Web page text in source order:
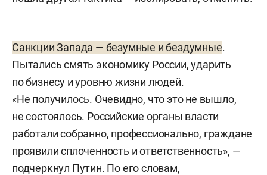
Санкции Запада — безумные и бездумные.
Пытались смять экономику России, ударить
по бизнесу и уровню жизни людей.
«Не получилось. Очевидно, что это не вышло,
не состоялось. Российские органы власти
работали собранно, профессионально, граждане
проявили сплоченность и ответственность», —
подчеркнул Путин. По его словам,